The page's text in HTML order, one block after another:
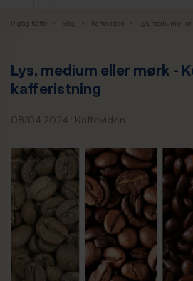
Rigtig Kaffe Blog Kaffeviden Lys, medium
Lys, medium eller mørk -
kafferistning
08/04 2024 : Kaffeviden